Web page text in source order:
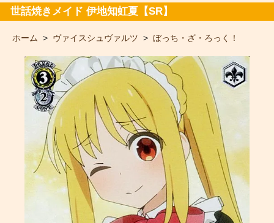
世話焼きメイド 伊地知虹夏【SR】
ホーム > ヴァイスシュヴァルツ > ぼっち・ざ・ろっく！